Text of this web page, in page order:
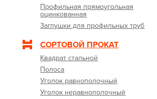
Профильная прямоугольная
оцинкованная
Заглушки для профильных труб
СОРТОВОЙ ПРОКАТ
Квадрат стальной
Полоса
Уголок равнополочный
Уголок неравнополочный